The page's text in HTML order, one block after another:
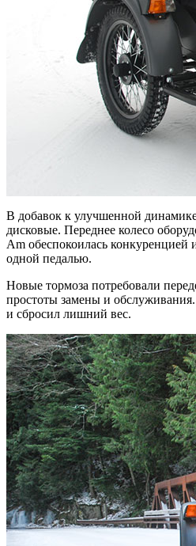
В добавок к улучшенной
дисковые. Переднее колесо
Am обеспокоилась
одной педалью.
Новые тормоза потребовали
простоты замены и
и сбросил лишний вес.